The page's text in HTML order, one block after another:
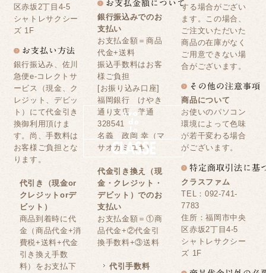
区赤坂2丁目4-5
シャトレサクシー
ズ 1F
銀行振込み、佐川
急便e-コレクトサ
ービス（現金、ク
レジット、デビッ
ト）にて代金引き
換御利用頂けま
す。尚、手数料は
お客様ご負担とな
ります。
代引き（現金or
クレジットorデ
ビット）
商品到着時に代
金（商品代金+消
費税+送料+代金
引き換え手数
料）をお支払下
銀行振込みでのお
支払い
お支払金額＝商品
代金+送料
振込手数料はお客
様ご負担
[お振り込み口座]
福岡銀行 けやき
通り支店 普通
328541
名義 政岡 幸（マ
サオカミユキ）
代金引き換え（現
金・クレジット・
デビット）でのお
支払い
お支払金額＝①商
品代金+②代金引
換手数料+③送料
代引手数料
する場合がござい
ます。この場合、
ご注文いただいた
商品の在庫がなく
ご用意できない場
合がございます。
商品について
お使いのパソコン
環境によって色味
が若干変わる場合
がございます。
クラスファム
TEL：092-741-
7783
住所：福岡市中央
区赤坂2丁目4-5
シャトレサクシー
ズ 1F